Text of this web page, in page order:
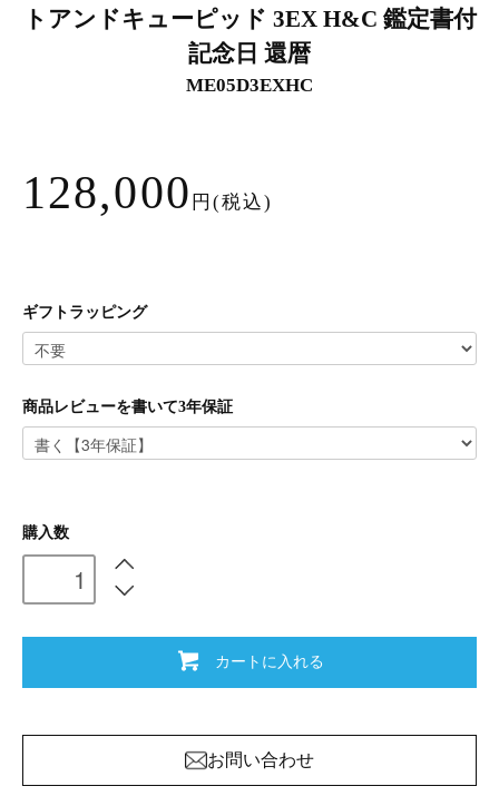
トアンドキューピッド 3EX H&C 鑑定書付
記念日 還暦
ME05D3EXHC
128,000 円(税込)
ギフトラッピング
商品レビューを書いて3年保証
購入数
カートに入れる
お問い合わせ